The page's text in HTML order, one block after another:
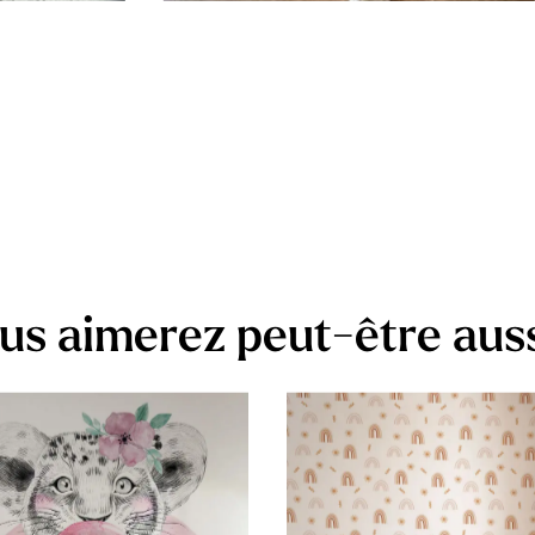
aimerez peut-être